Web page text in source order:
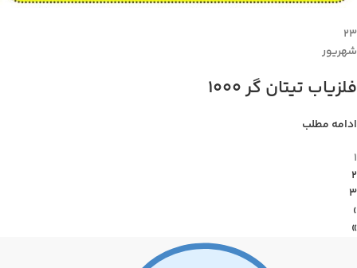
۲۳
شهریور
فلزیاب تیتان گر 1000
ادامه مطلب
1
2
3
›
»